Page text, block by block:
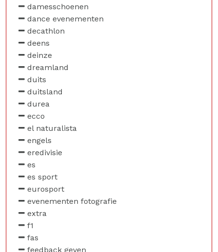
damesschoenen
dance evenementen
decathlon
deens
deinze
dreamland
duits
duitsland
durea
ecco
el naturalista
engels
eredivisie
es
es sport
eurosport
evenementen fotografie
extra
f1
fas
feedback geven